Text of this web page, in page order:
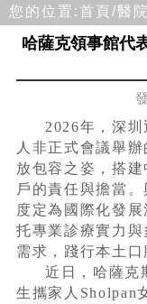
您的位置:首頁/醫
哈薩克領事館代
2026年，深
人非正式會議舉
放包容之姿，搭
戶的責任與擔當
度定為國際化發
托專業診療實力
需求，踐行本土口
近日，哈薩克
生攜家人Sholpan